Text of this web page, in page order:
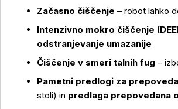
Začasno čiščenje – robot lahko
Intenzivno mokro čiščenje
odstranjevanje umazanije
Čiščenje v smeri talnih fug –
Pametni predlogi za
stoli) in predlaga prepovedana